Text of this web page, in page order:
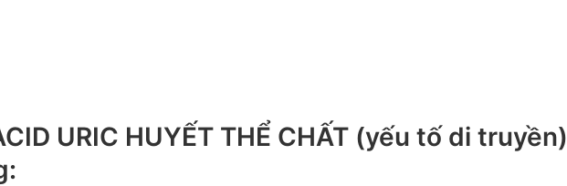
URIC HUYẾT THỂ CHẤT (yếu tố di truyền)